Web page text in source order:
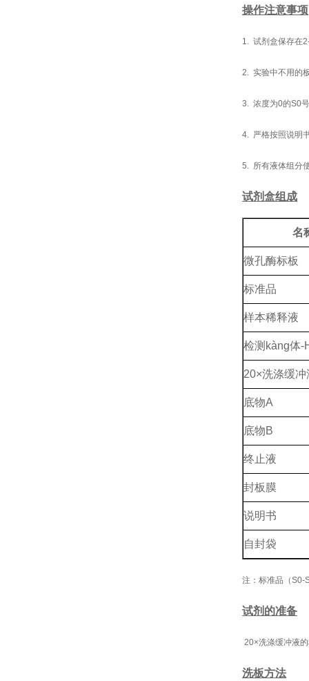
操作注意事项
1. 试剂盒保存在
2. 实验中不用的
3. 浓度为0的S0
4. 严格按照说明
5. 所有液体组分
试剂盒组成
名
微孔酶标板
标准品
样本稀释液
检测kàng体-
20×洗涤缓冲
底物A
底物B
终止液
封板膜
说明书
自封袋
注：标准品（S0-
试剂的准备
20×洗涤缓冲液
洗板方法